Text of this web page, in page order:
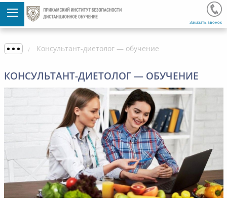
Заказать звонок
Консультант-диетолог — обучение
КОНСУЛЬТАНТ-ДИЕТОЛОГ — ОБУЧЕНИЕ